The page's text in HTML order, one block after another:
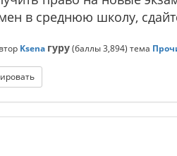
в среднюю школу,
Ksena гуру(баллы3,894) тема